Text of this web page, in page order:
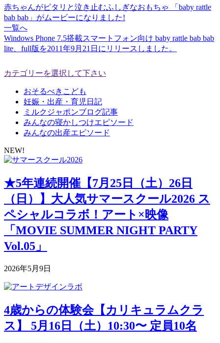
赤ちゃんがピタリと泣き止むふしぎなおもちゃ 「baby rattle
bab bab」がムービーになりました!
一覧へ
Windows Phone 7.5搭載スマートフォン向け baby rattle bab bab
lite、full版を2011年9月21日にリリースしました。
カテゴリーを選択して下さい
おそるべきこども
妊娠・出産・育児日記
ミルクジャポンブログ記事
みんなの寝かしつけエピソード
みんなの出産エピソード
NEW!
★5年連続開催【7月25日（土）26日
（日）】大人気サマースクール2026 ス
ペシャルコラボ！アート×映像
「MOVIE SUMMER NIGHT PARTY
Vol.05」
2026年5月9日
4歳からの体験会【カリキュラムクラ
ス】 5月16日（土）10:30〜 定員10名